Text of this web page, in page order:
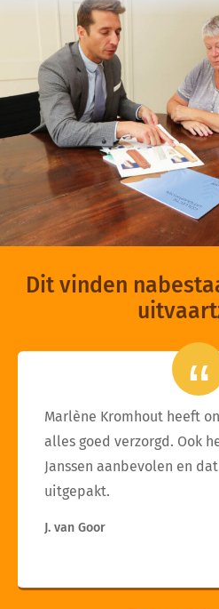
Dit vinden
Marlène Kromhout heeft
alles goed verzorgd. Ook
Janssen aanbevolen en
uitgepakt.
J. van Goor